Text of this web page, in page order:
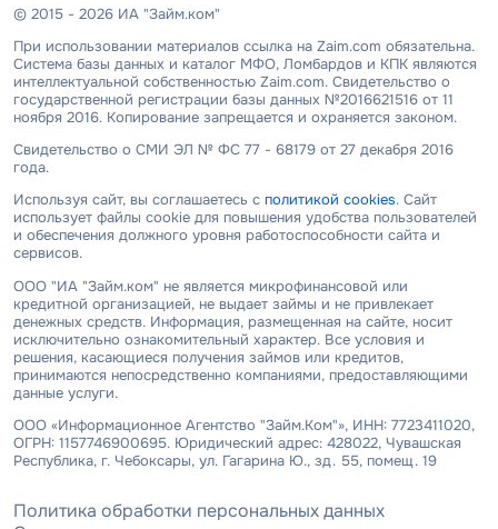
© 2015 - 2026 ИА "Займ.ком"
При использовании материалов ссылка на Zaim.com обязательна.
Система базы данных и каталог МФО, Ломбардов и КПК являются
интеллектуальной собственностью Zaim.com. Свидетельство о
государственной регистрации базы данных №2016621516 от 11
ноября 2016. Копирование запрещается и охраняется законом.
Свидетельство о СМИ ЭЛ № ФС 77 - 68179 от 27 декабря 2016
года.
Используя сайт, вы соглашаетесь с политикой cookies. Сайт
использует файлы cookie для повышения удобства пользователей
и обеспечения должного уровня работоспособности сайта и
сервисов.
ООО "ИА "Займ.ком" не является микрофинансовой или
кредитной организацией, не выдает займы и не привлекает
денежных средств. Информация, размещенная на сайте, носит
исключительно ознакомительный характер. Все условия и
решения, касающиеся получения займов или кредитов,
принимаются непосредственно компаниями, предоставляющими
данные услуги.
ООО «Информационное Агентство "Займ.Ком"», ИНН: 7723411020,
ОГРН: 1157746900695. Юридический адрес: 428022, Чувашская
Республика, г. Чебоксары, ул. Гагарина Ю., зд. 55, помещ. 19
Политика обработки персональных данных